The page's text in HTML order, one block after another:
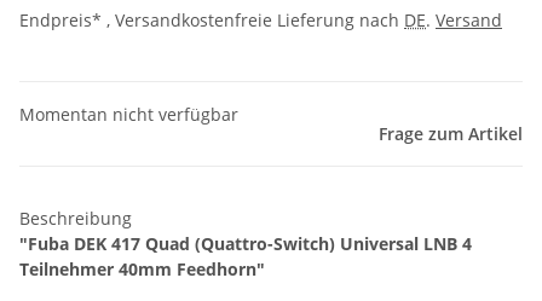
Endpreis* , Versandkostenfreie Lieferung nach DE. Versand
Momentan nicht verfügbar
Frage zum Artikel
Beschreibung
"Fuba DEK 417 Quad (Quattro-Switch) Universal LNB 4
Teilnehmer 40mm Feedhorn"